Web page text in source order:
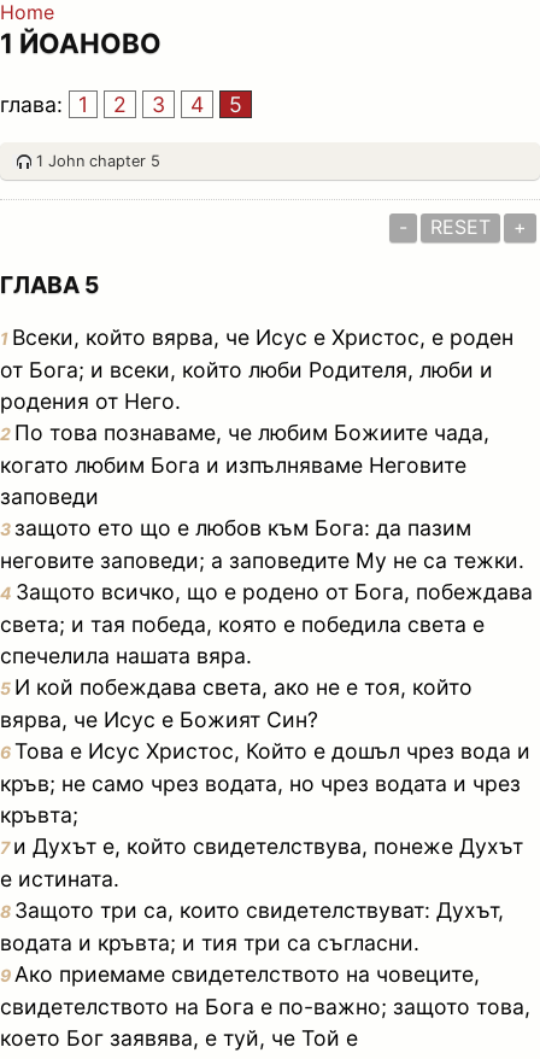
Home
1 ЙОАНОВО
глава: 1 2 3 4 5
1 John chapter 5
- RESET +
ГЛАВА 5
1 Всеки, който вярва, че Исус е Христос, е роден
от Бога; и всеки, който люби Родителя, люби и
родения от Него.
2 По това познаваме, че любим Божиите чада,
когато любим Бога и изпълняваме Неговите
заповеди
3 защото ето що е любов към Бога: да пазим
неговите заповеди; а заповедите Му не са тежки.
4 Защото всичко, що е родено от Бога, побеждава
света; и тая победа, която е победила света е
спечелила нашата вяра.
5 И кой побеждава света, ако не е тоя, който
вярва, че Исус е Божият Син?
6Това е Исус Христос, Който е дошъл чрез вода и
кръв; не само чрез водата, но чрез водата и чрез
кръвта;
7и Духът е, който свидетелствува, понеже Духът
е истината.
8 Защото три са, които свидетелствуват: Духът,
водата и кръвта; и тия три са съгласни.
9 Ако приемаме свидетелството на човеците,
свидетелството на Бога е по-важно; защото това,
което Бог заявява, е туй, че Той е